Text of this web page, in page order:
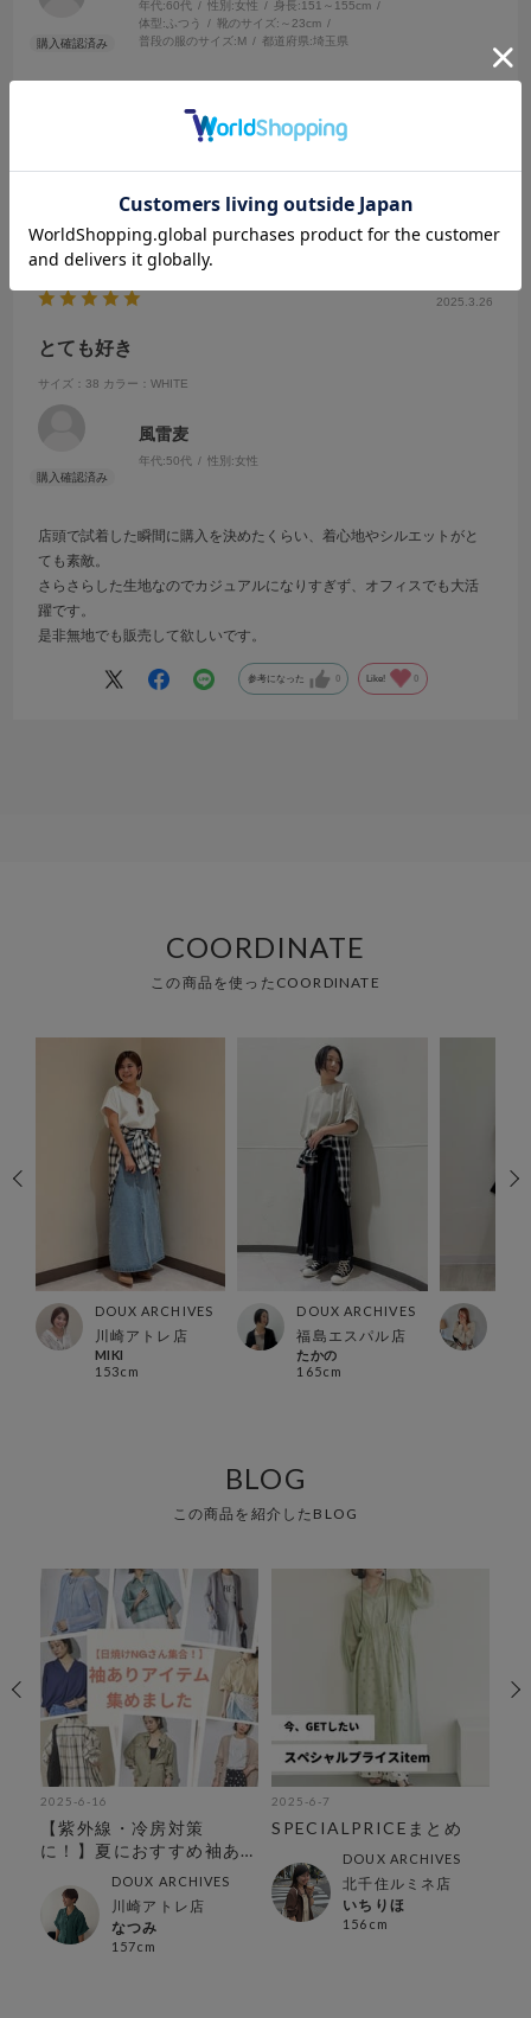
年代:60代 性別:女性 身長:151～155cm
体型:ふつう 靴のサイズ: ～23cm
普段の服のサイズ: M 都道府県:埼玉県
外して羽織ることもできるのでお洒落の幅が広がります。肌触りもよ
2025.3.26
とても好き
サイズ：38 カラー：WHITE
風雷麦
年代:50代 性別:女性
店頭で試着した瞬間に購入を決めたくらい、着心地やシルエットがと
ても素敵。
さらさらした生地なのでカジュアルになりすぎず、オフィスでも大活
躍です。
是非無地でも販売して欲しいです。
参考になった 0 Like! 0
COORDINATE
この商品を使ったCOORDINATE
DOUX ARCHIVES
川崎アトレ店
MIKI
153cm
DOUX ARCHIVES
福島エスパル店
たかの
165cm
BLOG
この商品を紹介したBLOG
2025-6-16
【紫外線・冷房対策
に！】夏におすすめ袖あ
りアイテムDOUX ARCHIVES
川崎アトレ店
なつみ
157cm
2025-6-7
SPECIALPRICEまとめ
DOUX ARCHIVES
北千住ルミネ店
いちりほ
156cm